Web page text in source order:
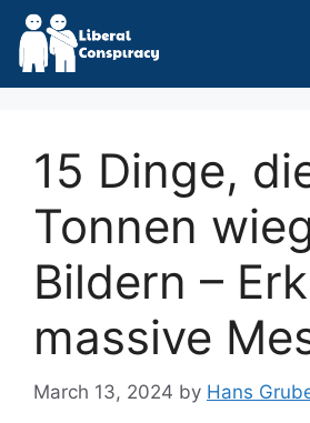
Skip
content
15 Dinge,
Tonnen
Bildern –
massive
March 13, 2024 by Hans